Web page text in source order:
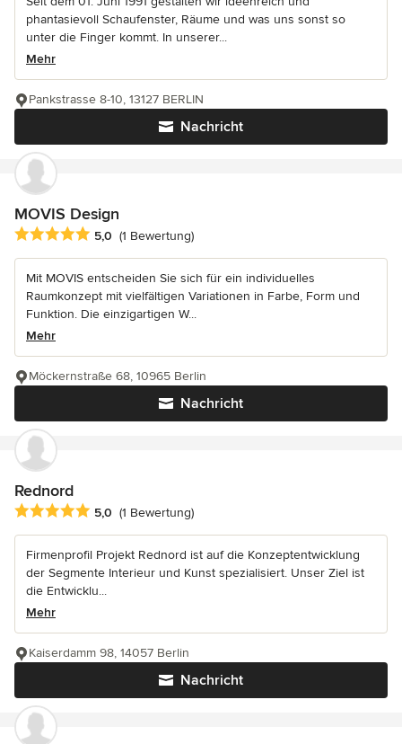
phantasievoll Schaufenster, Räume und was uns sonst so
unter die Finger kommt. In unserer...
Mehr
Nachricht
Pankstrasse 8-10, 13127 BERLIN
MOVIS Design
Durchschnittliche Bewertung: 5 von 5 Sternen
5,0 (1 Bewertung)
Mit MOVIS entscheiden Sie sich für ein individuelles
Raumkonzept mit vielfältigen Variationen in Farbe, Form und
Funktion. Die einzigartigen W...
Mehr
Nachricht
Möckernstraße 68, 10965 Berlin
Rednord
Durchschnittliche Bewertung: 5 von 5 Sternen
5,0 (1 Bewertung)
Firmenprofil Projekt Rednord ist auf die Konzeptentwicklung
der Segmente Interieur und Kunst spezialisiert. Unser Ziel ist
die Entwicklu...
Mehr
Nachricht
Kaiserdamm 98, 14057 Berlin